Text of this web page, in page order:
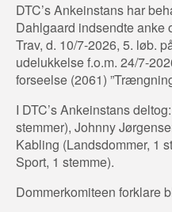
DTC’s Ankeinstans har
Dahlgaard indsendte anke
Trav, d. 10/7-2026, 5. løb.
udelukkelse f.o.m. 24/7-
forseelse (2061)
I DTC’s Ankeinstans
stemmer), Johnny
Kabling (Landsdommer, 1
Sport, 1 stemme).
Dommerkomiteen forklare